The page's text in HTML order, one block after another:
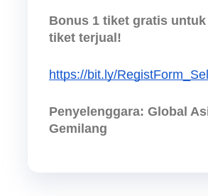
Bonus 1 tiket gratis untuk
tiket terjual!
https://bit.ly/
Penyelenggara: Global
Gemilang